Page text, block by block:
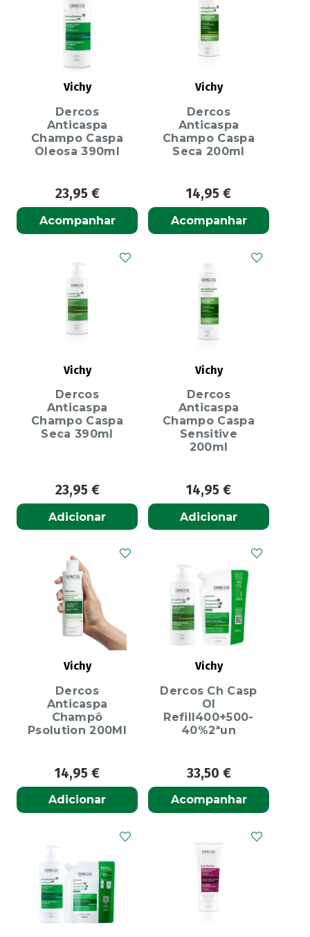
Vichy
Dercos
Anticaspa
Champo Caspa
Oleosa 390ml
23,95 €
Acompanhar
Vichy
Dercos
Anticaspa
Champo Caspa
Seca 200ml
14,95 €
Acompanhar
Vichy
Dercos
Anticaspa
Champo Caspa
Seca 390ml
23,95 €
Adicionar
Vichy
Dercos
Anticaspa
Champo Caspa
Sensitive
200ml
14,95 €
Adicionar
Vichy
Dercos
Anticaspa
Champô
Psolution 200Ml
14,95 €
Adicionar
Vichy
Dercos Ch Casp
Ol
Refill400+500-
40%2ªun
33,50 €
Acompanhar